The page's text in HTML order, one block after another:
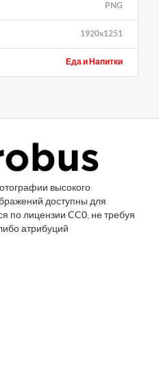
PNG
1920x1251
Еда и Напитки
высокого
доступны для
по лицензии CC0, не требуя
атрибуций